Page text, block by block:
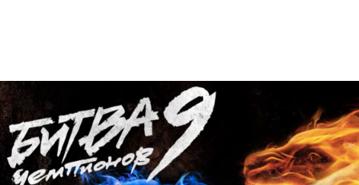
Брендинг
Спортивный брендинг,Графический дизайн ,Промо